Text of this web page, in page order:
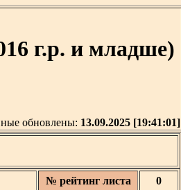
г.р. и младше)
обновлены: 13.09.2025 [19:41:01]
№ рейтинг листа
0